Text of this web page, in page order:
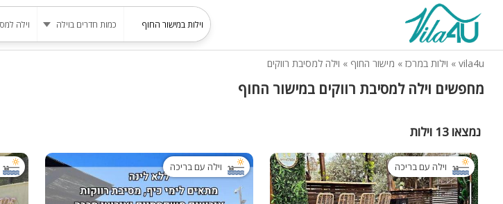
vila4u
» וילות במרכז » מישור החוף » וילה למסיבת רווקים
מחפשים וילה למסיבת רווקים במישור החוף
נמצאו 13 וילות
וילה עם בריכה וילה עם בריכה